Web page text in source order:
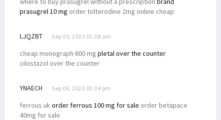
prasugrel 10 mg order tolterodine 2mg online cheap
LJQZBT Sep 05, 2023 01:38 am
cheap monograph 600 mg pletal over the counter
cilostazol over the counter
YNAECH Sep 06, 2023 03:34 pm
ferrous ukorder ferrous 100 mg for sale order betapace
40mg for sale